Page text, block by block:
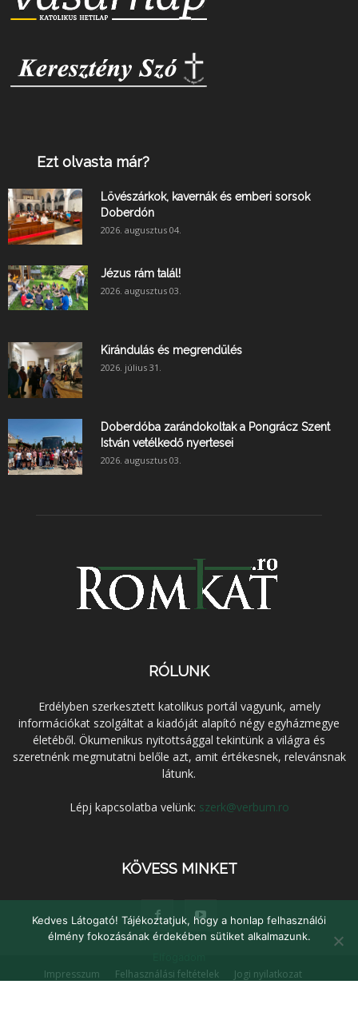
Ezt olvasta már?
Lövészárkok, kavernák és emberi sorsok
Doberdón
2026. augusztus 04.
Jézus rám talál!
2026. augusztus 03.
Kirándulás és megrendülés
2026. július 31.
Doberdóba zarándokoltak a Pongrácz Szent
István vetélkedő nyertesei
2026. augusztus 03.
RÓLUNK
Erdélyben szerkesztett katolikus portál vagyunk, amely
információkat szolgáltat a kiadóját alapító négy egyházmegye
életéből. Ökumenikus nyitottsággal tekintünk a világra és
szeretnénk megmutatni belőle azt, amit értékesnek, relevánsnak
látunk.
Lépj kapcsolatba velünk: szerk@verbum.ro
KÖVESS MINKET
Impresszum Felhasználási feltételek
Jogi nyilatkozat
Kedves Látogató! Tájékoztatjuk, hogy a honlap felhasználói
élmény fokozásának érdekében sütiket alkalmazunk.